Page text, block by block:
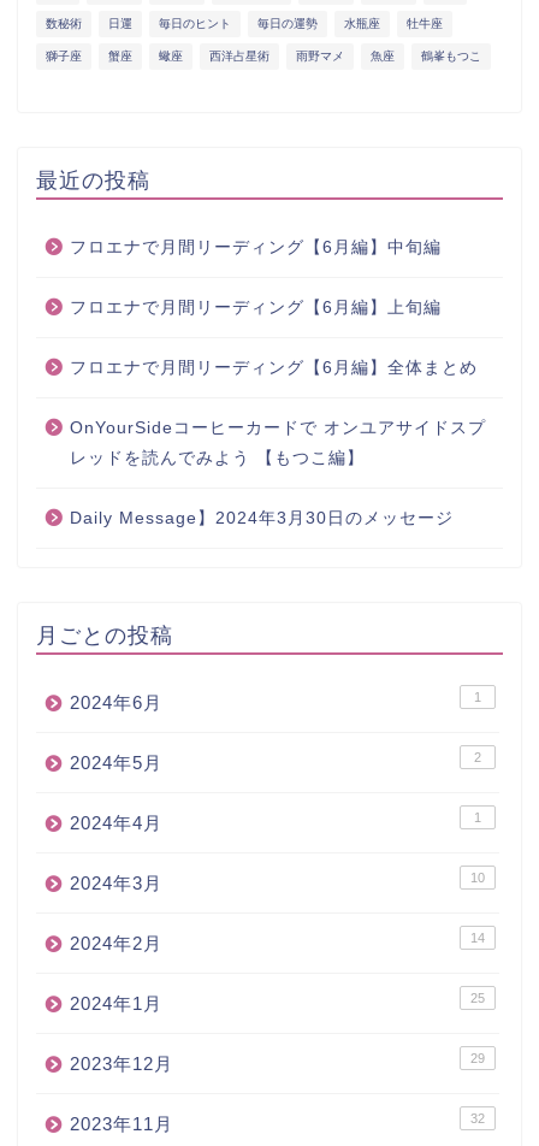
数秘術 日運 毎日のヒント 毎日の運勢 水瓶座 牡牛座
獅子座 蟹座 蠍座 西洋占星術 雨野マメ 魚座 鶴峯もつこ
最近の投稿
フロエナで月間リーディング【6月編】中旬編
フロエナで月間リーディング【6月編】上旬編
フロエナで月間リーディング【6月編】全体まとめ
OnYourSideコーヒーカードで オンユアサイドスプ
レッドを読んでみよう 【もつこ編】
Daily Message】2024年3月30日のメッセージ
月ごとの投稿
2024年6月 1
2024年5月 2
2024年4月 1
2024年3月 10
2024年2月 14
2024年1月 25
2023年12月 29
2023年11月 32